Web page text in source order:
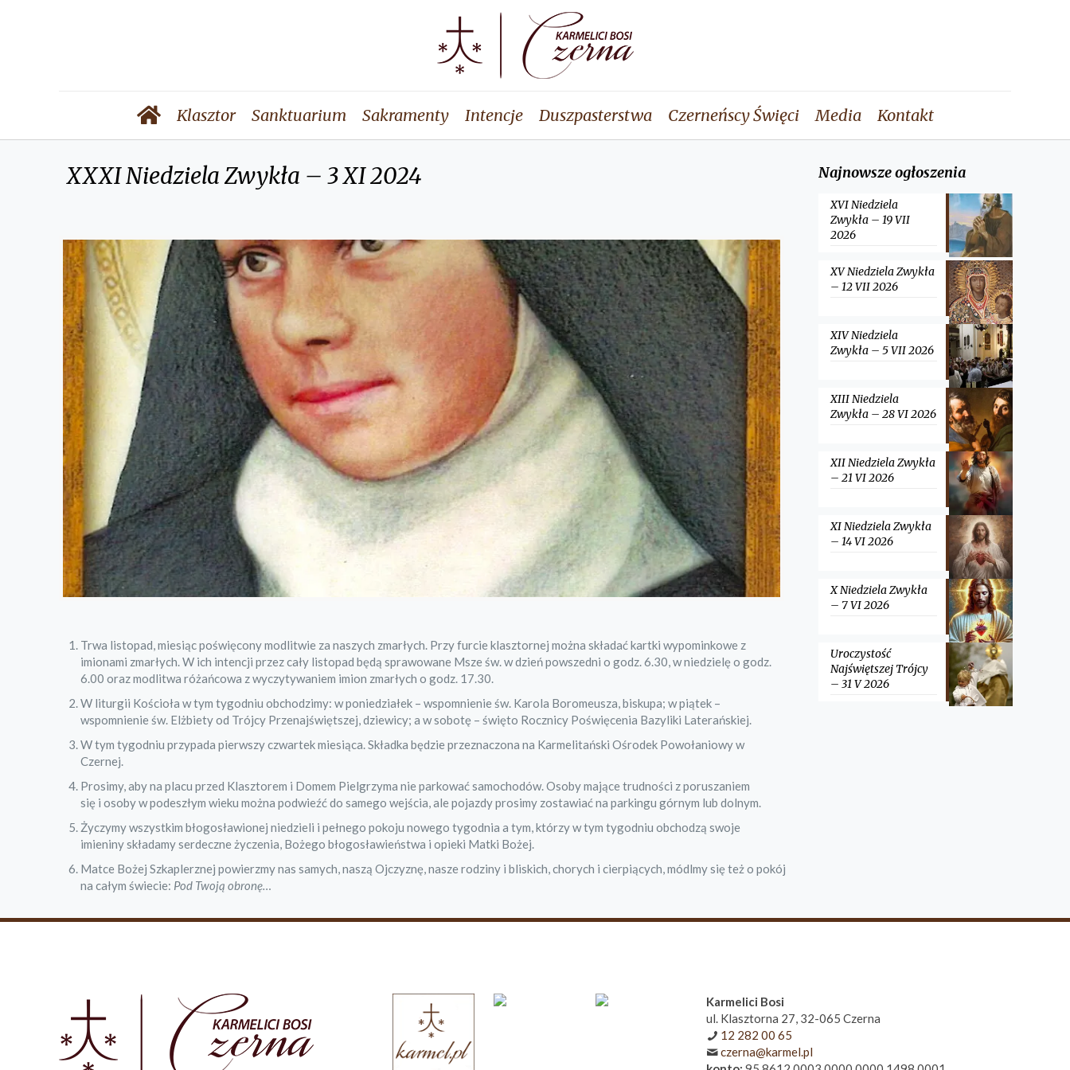
Klasztor Sanktuarium Sakramenty Intencje Duszpasterstwa Czerneńscy Święci Media Kontakt
XXXI Niedziela Zwykła – 3 XI 2024
Trwa listopad, miesiąc poświęcony modlitwie za naszych zmarłych. Przy furcie klasztornej można składać kartki wypominkowe z
imionami zmarłych. W ich intencji przez cały listopad będą sprawowane Msze św. w dzień powszedni o godz. 6.30, w niedzielę o godz.
6.00 oraz modlitwa różańcowa z wyczytywaniem imion zmarłych o godz. 17.30.
W liturgii Kościoła w tym tygodniu obchodzimy: w poniedziałek – wspomnienie św. Karola Boromeusza, biskupa; w piątek –
wspomnienie św. Elżbiety od Trójcy Przenajświętszej, dziewicy; a w sobotę – święto Rocznicy Poświęcenia Bazyliki Laterańskiej.
W tym tygodniu przypada pierwszy czwartek miesiąca. Składka będzie przeznaczona na Karmelitański Ośrodek Powołaniowy w
Czernej.
Prosimy, aby na placu przed Klasztorem i Domem Pielgrzyma nie parkować samochodów. Osoby mające trudności z poruszaniem
się i osoby w podeszłym wieku można podwieźć do samego wejścia, ale pojazdy prosimy zostawiać na parkingu górnym lub dolnym.
Życzymy wszystkim błogosławionej niedzieli i pełnego pokoju nowego tygodnia a tym, którzy w tym tygodniu obchodzą swoje
imieniny składamy serdeczne życzenia, Bożego błogosławieństwa i opieki Matki Bożej.
Matce Bożej Szkaplerznej powierzmy nas samych, naszą Ojczyznę, nasze rodziny i bliskich, chorych i cierpiących, módlmy się też o pokój
na całym świecie: Pod Twoją obronę…
Najnowsze ogłoszenia
XVI Niedziela
Zwykła – 19 VII
2026
XV Niedziela Zwykła
– 12 VII 2026
XIV Niedziela
Zwykła – 5 VII 2026
XIII Niedziela
Zwykła – 28 VI 2026
XII Niedziela Zwykła
– 21 VI 2026
XI Niedziela Zwykła
– 14 VI 2026
X Niedziela Zwykła
– 7 VI 2026
Uroczystość
Najświętszej Trójcy
– 31 V 2026
Karmelici Bosi
ul. Klasztorna 27, 32-065 Czerna
12 282 00 65
czerna@karmel.pl